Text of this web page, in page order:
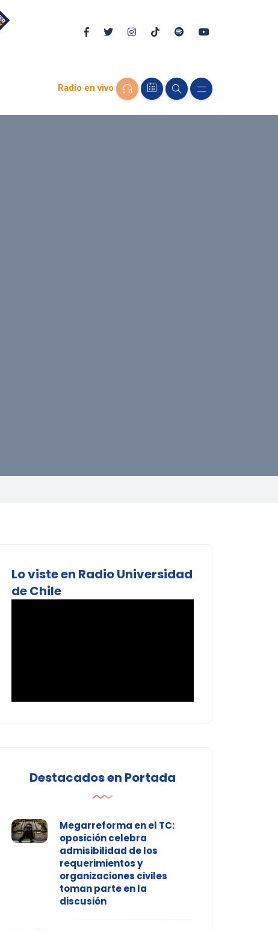
Radio en vivo
Lo viste en Radio Universidad
de Chile
Destacados en Portada
Megarreforma en el TC:
oposición celebra
admisibilidad de los
requerimientos y
organizaciones civiles
toman parte en la
discusión